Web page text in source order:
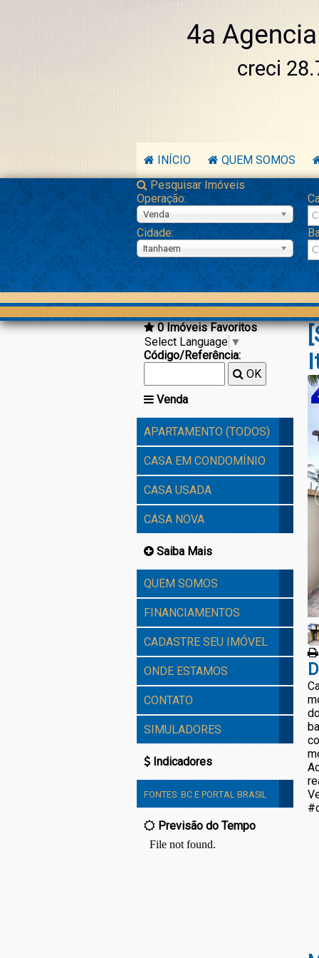
INÍCIO
QUEM SOMOS
Pesquisar Imóveis
Operação:
Venda
Cidade:
Itanhaem
0Imóveis Favoritos
Select Language ▼
Código/Referência:
OK
Venda
APARTAMENTO (TODOS)
CASA EM CONDOMÍNIO
CASA USADA
CASA NOVA
Saiba Mais
QUEM SOMOS
FINANCIAMENTOS
CADASTRE SEU IMÓVEL
ONDE ESTAMOS
CONTATO
SIMULADORES
Indicadores
FONTES: BC E PORTAL BRASIL
Previsão do Tempo